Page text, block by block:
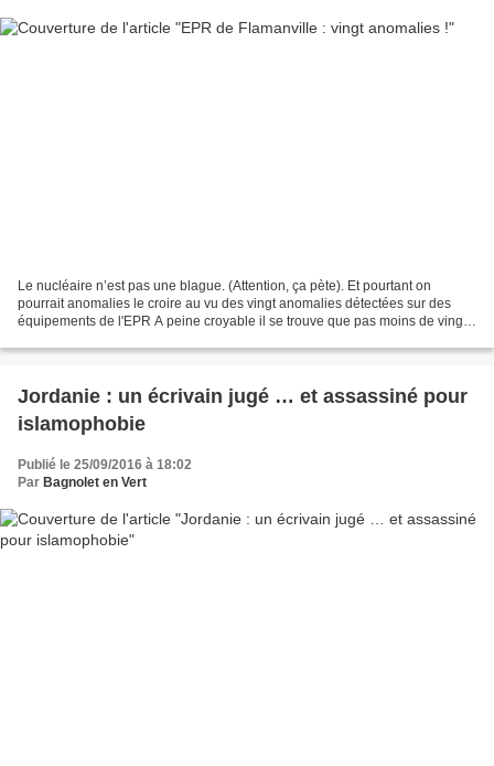
Le nucléaire n’est pas une blague. (Attention, ça pète). Et pourtant on
pourrait anomalies le croire au vu des vingt anomalies détectées sur des
équipements de l'EPR A peine croyable il se trouve que pas moins de vingt
Jordanie : un écrivain jugé … et assassiné pour
islamophobie
Publié le 25/09/2016 à 18:02
Par Bagnolet en Vert